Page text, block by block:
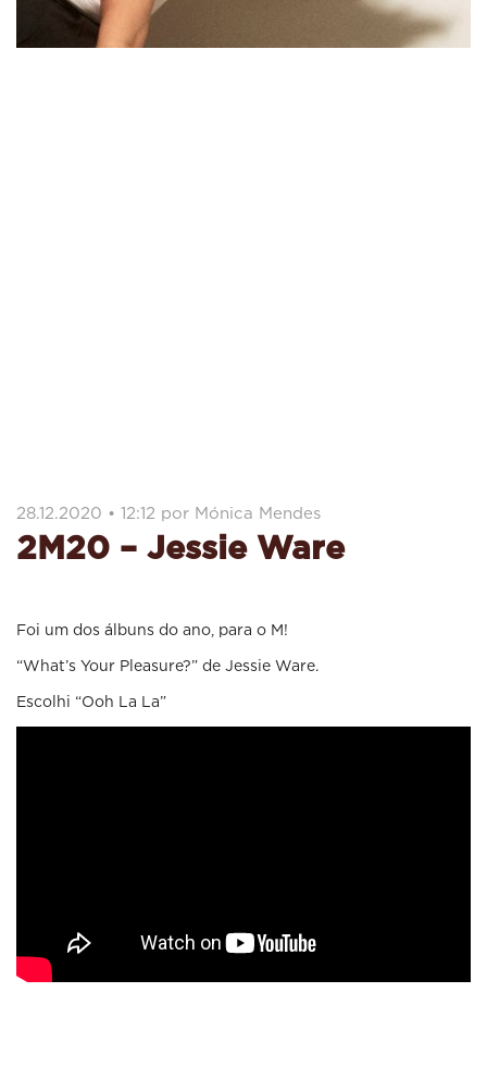
28.12.2020 • 12:12 por Mónica Mendes
2M20 – Jessie Ware
Foi um dos álbuns do ano, para o M!
“What’s Your Pleasure?” de Jessie Ware.
Escolhi “Ooh La La”